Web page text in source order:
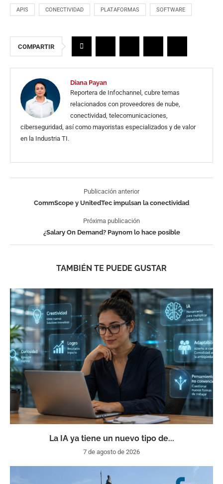
APIS CONECTIVIDAD PLATAFORMAS SOFTWARE
COMPARTIR
Diana Payan
Reportera de Infochannel, cubre temas
relacionados con proveedores de nube,
conectividad, telecomunicaciones,
ciberseguridad, así como mayoristas especializados y de valor
en la Industria TI.
Publicación anterior
CommScope y UnitedTec impulsan la conectividad
Próxima publicación
¿Salary On Demand? Paynom lo hace posible
TAMBIÉN TE PUEDE GUSTAR
La IA ya tiene un nuevo tipo de...
7 de agosto de 2026